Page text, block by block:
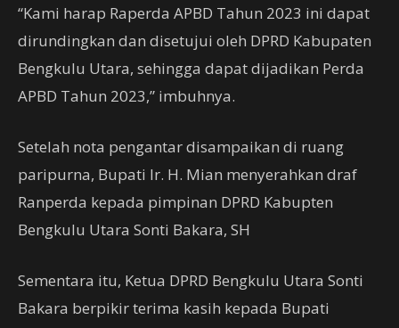
“Kami harap Raperda APBD Tahun 2023 ini dapat
dirundingkan dan disetujui oleh DPRD Kabupaten
Bengkulu Utara, sehingga dapat dijadikan Perda
APBD Tahun 2023,” imbuhnya.
Setelah nota pengantar disampaikan di ruang
paripurna, Bupati Ir. H. Mian menyerahkan draf
Ranperda kepada pimpinan DPRD Kabupten
Bengkulu Utara Sonti Bakara, SH
Sementara itu, Ketua DPRD Bengkulu Utara Sonti
Bakara berpikir terima kasih kepada Bupati